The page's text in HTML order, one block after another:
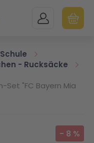
MEIN KONTO
- Rucksäcke
Set "FC Bayern Mia
- 8 %